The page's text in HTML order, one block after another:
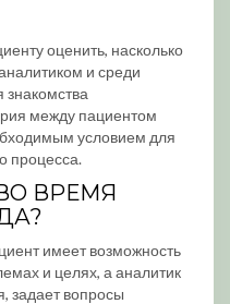
оценить, насколько
и среди
знакомства
между пациентом
условием для
процесса.
ВРЕМЯ
имеет возможность
и целях, а аналитик
задает вопросы